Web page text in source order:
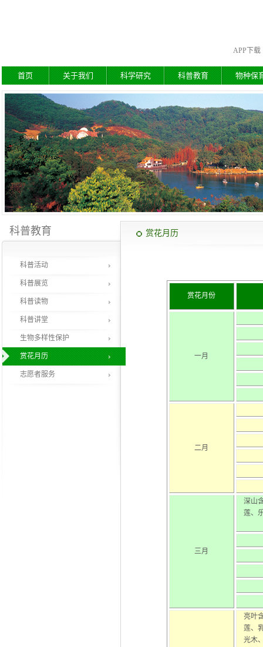
APP下载
首页 关于我们 科学研究 科普教育 物种保
赏花月历
赏花月份
一月
二月
三月
深山
莲、
亮叶
莲、
光木
科普教育
科普活动
科普展览
科普读物
科普讲堂
生物多样性保护
赏花月历
志愿者服务